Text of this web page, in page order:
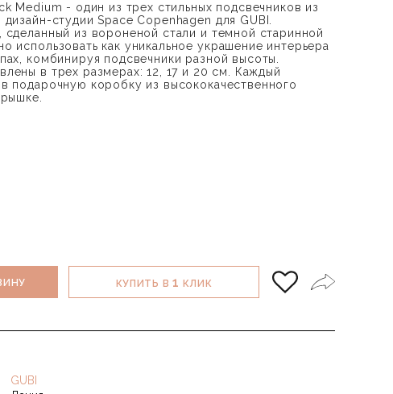
Medium - один из трех стильных подсвечников из
студии Space Copenhagen для GUBI.
сделанный из вороненой стали и темной старинной
использовать как уникальное украшение интерьера
комбинируя подсвечники разной высоты.
в трех размерах: 12, 17 и 20 см. Каждый
подарочную коробку из высококачественного
КУПИТЬ В1 КЛИК
GUBI